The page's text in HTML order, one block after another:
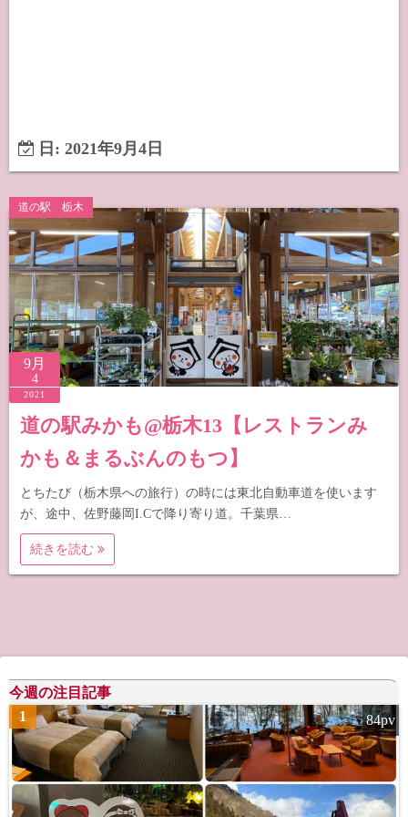
日: 2021年9月4日
道の駅 栃木
9月
4
2021
道の駅みかも@栃木13【レストランみ
かも＆まるぶんのもつ】
とちたび（栃木県への旅行）の時には東北自動車道を使います
が、途中、佐野藤岡I.Cで降り寄り道。千葉県…
続きを読む
今週の注目記事
1
84pv